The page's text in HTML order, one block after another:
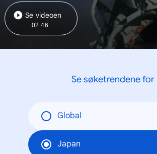
Se videoen
02:46
Se søketrendene for
Global
Japan